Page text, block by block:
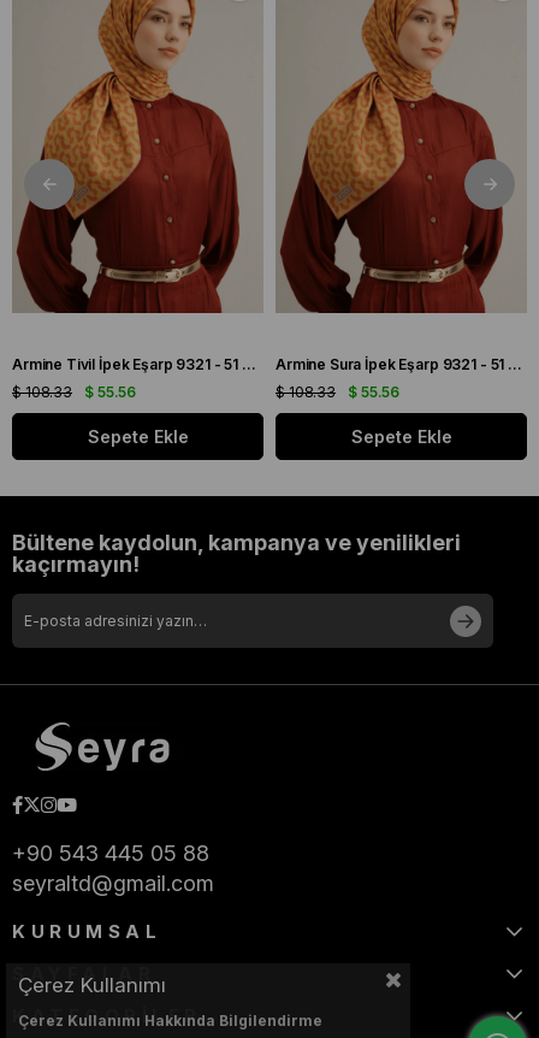
Armine Tivil İpek Eşarp 9321 - 51 Turuncu Karışık Desen
$ 55.56
$ 108.33
Sepete Ekle
Armine Sura İpek Eşarp 9321 - 51 Turuncu Karışık Desen
$ 55.56
$ 108.33
Sepete Ekle
Bültene kaydolun, kampanya ve yenilikleri
kaçırmayın!
+90 543 445 05 88
seyraltd@gmail.com
KURUMSAL
SAYFALAR
KATEGORİLER
Çerez Kullanımı
Çerez Kullanımı Hakkında Bilgilendirme